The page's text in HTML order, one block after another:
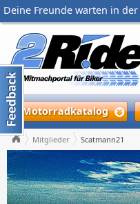
Deine Freunde warten in der
Motorradkatalog
Mitglieder Scatmann21